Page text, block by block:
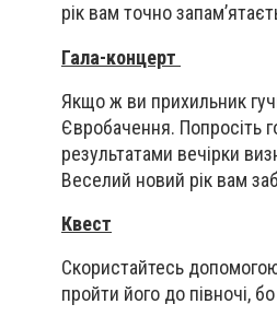
рік вам точно
Гала-концерт
Якщо ж ви прихильник
Євробачення. Попросіть
результатами вечірки
Веселий новий рік вам
Квест
Скористайтесь
пройти його до півночі,